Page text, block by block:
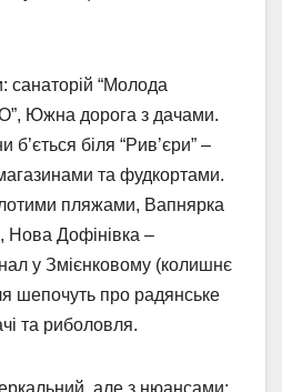
санаторій “Молода
Южна дорога з дачами.
б’ється біля “Рив’єри” –
та фудкортами.
пляжами, Вапнярка
Нова Дофінівка –
у Змієнковому (колишнє
шепочуть про радянське
та риболовля.
але з нюансами: